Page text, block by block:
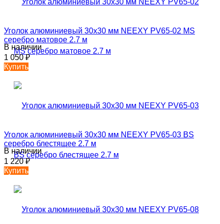
Уголок алюминиевый 30х30 мм NEEXY PV65-02 MS
серебро матовое 2.7 м
В наличии
1 050₽
Купить
Уголок алюминиевый 30х30 мм NEEXY PV65-03 BS
серебро блестящее 2.7 м
В наличии
1 220₽
Купить